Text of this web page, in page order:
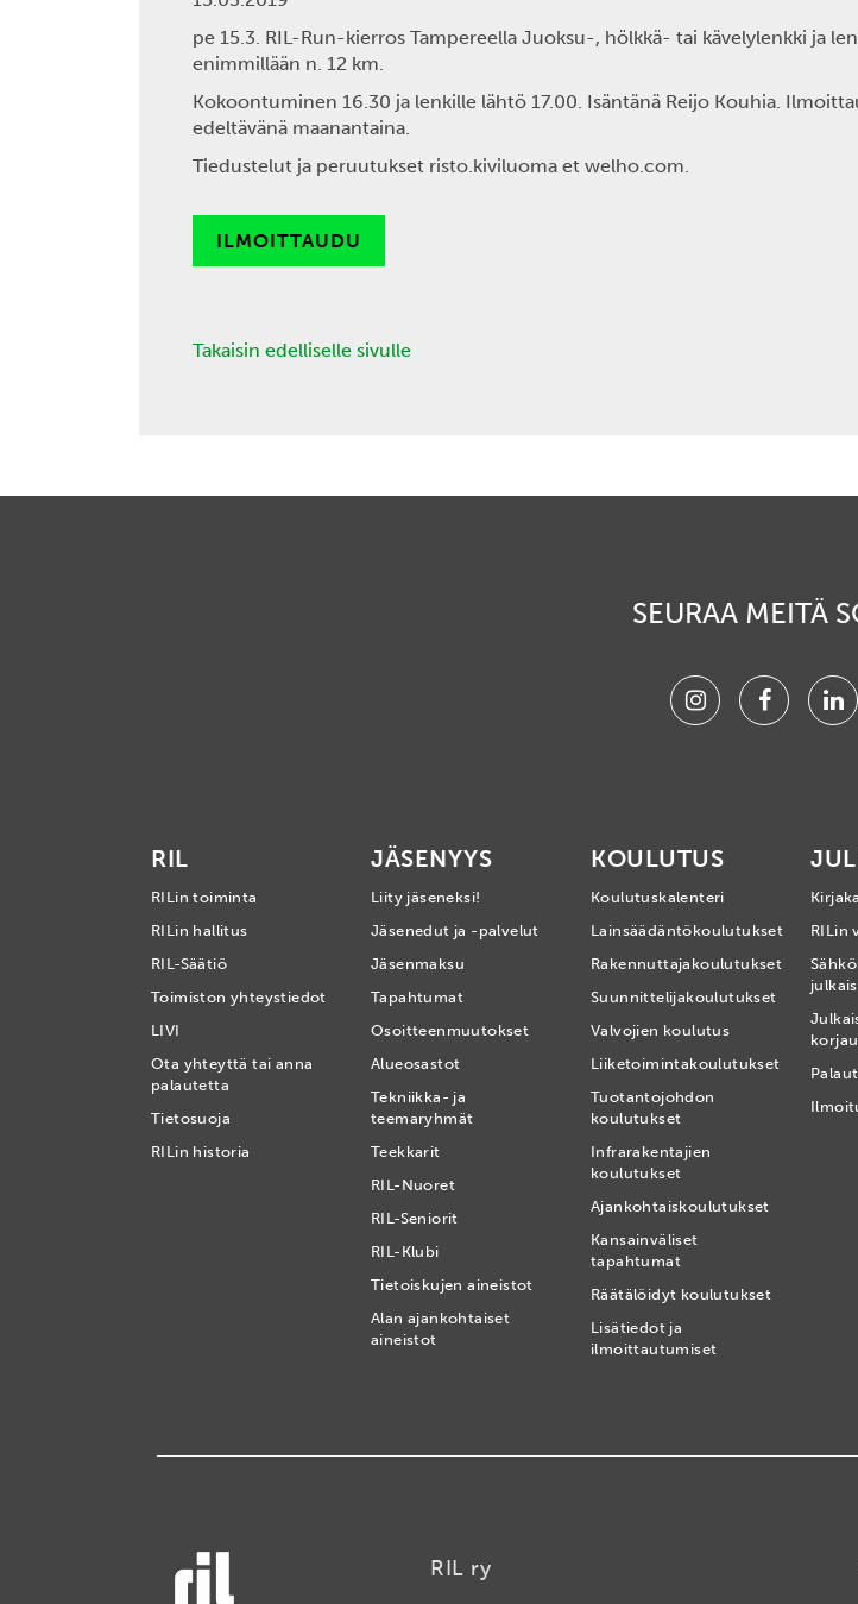
pe 15.3. RIL-Run-kierros Tampereella Juoksu-, hölkkä- tai kävelylenkki ja
enimmillään n. 12 km.
Kokoontuminen 16.30 ja lenkille lähtö 17.00. Isäntänä Reijo Kouhia.
edeltävänä maanantaina.
Tiedustelut ja peruutukset risto.kiviluoma et welho.com.
ILMOITTAUDU
Takaisin edelliselle sivulle
SEURAA MEITÄ
InstagramFacebook
RIL
RILin toiminta
RILin hallitus
RIL-Säätiö
Toimiston yhteystiedot
LIVI
Ota yhteyttä tai anna
palautetta
Tietosuoja
RILin historia
JÄSENYYS
Liity jäseneksi!
Jäsenedut ja -palvelut
Jäsenmaksu
Tapahtumat
Osoitteenmuutokset
Alueosastot
Tekniikka- ja
teemaryhmät
Teekkarit
RIL-Nuoret
RIL-Seniorit
RIL-Klubi
Tietoiskujen aineistot
Alan ajankohtaiset
aineistot
KOULUTUS
Koulutuskalenteri
Lainsäädäntökoulutukset
Rakennuttajakoulutukset
Suunnittelijakoulutukset
Valvojien koulutus
Liiketoimintakoulutukset
Tuotantojohdon
koulutukset
Infrarakentajien
koulutukset
Ajankohtaiskoulutukset
Kansainväliset
tapahtumat
Räätälöidyt koulutukset
Lisätiedot ja
ilmoittautumiset
RILin
RIL ry